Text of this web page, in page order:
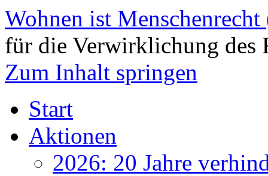
Wohnen ist
für die Verwirklichung des
Zum Inhalt springen
Start
Aktionen
2026: 20 Jahre